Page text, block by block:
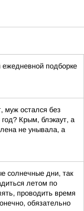
подборке
муж остался без
Крым, блэкаут, а
не унывала, а
солнечные дни, так
летом по
проводить время
обязательно